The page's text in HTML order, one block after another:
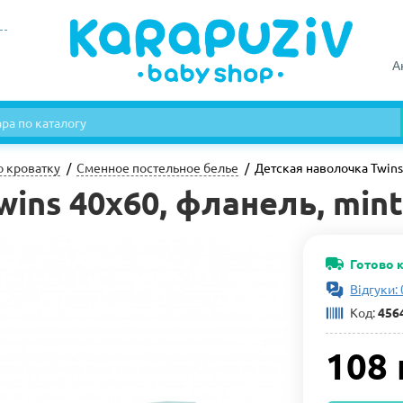
кроватку Сменное постельное белье Детская наволочка
40х60, фланель,
Готово
Відгуки:
Код:
108